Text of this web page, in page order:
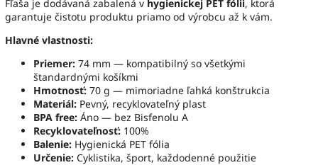
Fľaša je dodávaná zabalená v hygienickej PET fólii, ktorá
garantuje čistotu produktu priamo od výrobcu až k vám.
Hlavné vlastnosti:
Priemer: 74 mm — kompatibilný so všetkými
štandardnými košíkmi
Hmotnosť: 70 g — mimoriadne ľahká konštrukcia
Materiál: Pevný, recyklovateľný plast
BPA free: Áno — bez Bisfenolu A
Recyklovateľnosť: 100%
Balenie: Hygienická PET fólia
Určenie: Cyklistika, šport, každodenné použitie